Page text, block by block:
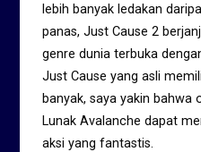
lebih banyak ledakan
panas, Just Cause 2
genre dunia terbuka
Just Cause yang asli
banyak, saya yakin bahwa
Lunak Avalanche dapat
aksi yang fantastis.